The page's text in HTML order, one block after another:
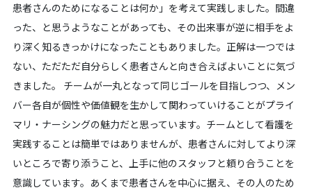
患者さんのためになることは何か」を考えて実践しました。間違
った、と思うようなことがあっても、その出来事が逆に相手をよ
り深く知るきっかけになったこともありました。正解は一つでは
ない、ただただ自分らしく患者さんと向き合えばよいことに気づ
きました。 チームが一丸となって同じゴールを目指しつつ、メン
バー各自が個性や価値観を生かして関わっていけることがプライ
マリ・ナーシングの魅力だと思っています。チームとして看護を
実践することは簡単ではありませんが、患者さんに対してより深
いところで寄り添うこと、上手に他のスタッフと頼り合うことを
意識しています。あくまで患者さんを中心に据え、その人のため